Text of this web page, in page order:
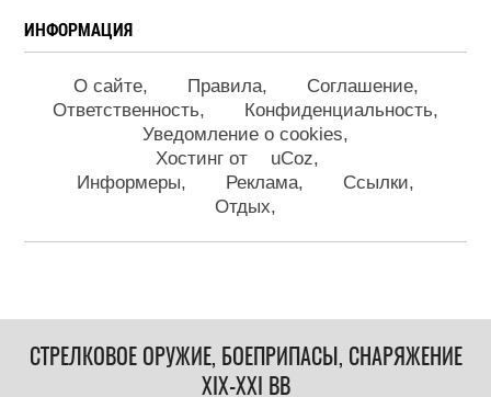
ИНФОРМАЦИЯ
О сайте Правила
Соглашение
Ответственность
Конфиденциальность
Уведомление о cookies
Хостинг от
uCoz
Информеры
Реклама
Ссылки
Отдых
СТРЕЛКОВОЕ ОРУЖИЕ, БОЕПРИПАСЫ, СНАРЯЖЕНИЕ
XIX-XXI ВВ